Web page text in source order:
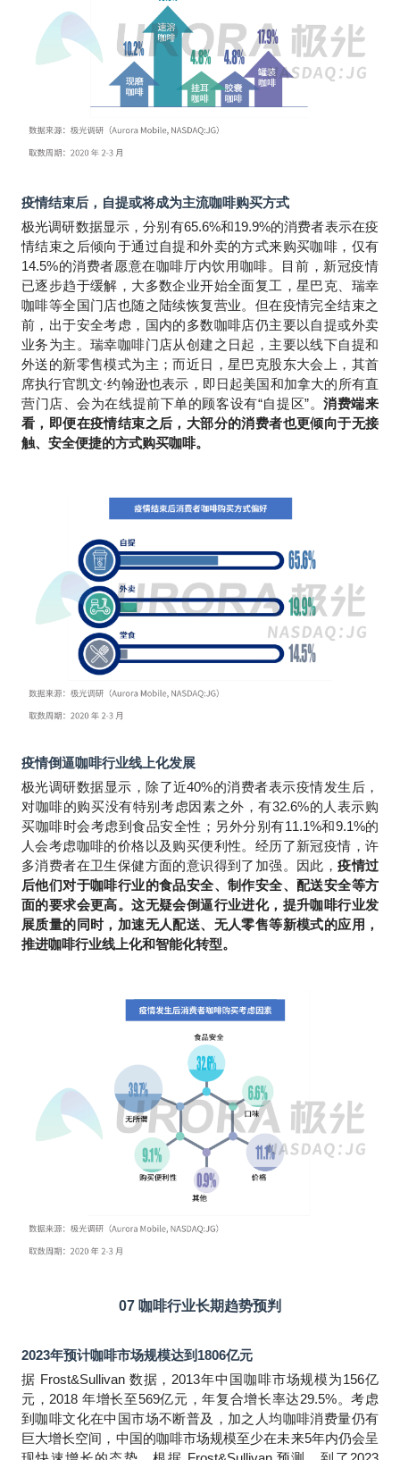
疫情结束后，自提或将成为主流咖啡购买方式
极光调研数据显示，分别有65.6%和19.9%的消费者表示在疫
情结束之后倾向于通过自提和外卖的方式来购买咖啡，仅有
14.5%的消费者愿意在咖啡厅内饮用咖啡。目前，新冠疫情
已逐步趋于缓解，大多数企业开始全面复工，星巴克、瑞幸
咖啡等全国门店也随之陆续恢复营业。但在疫情完全结束之
前，出于安全考虑，国内的多数咖啡店仍主要以自提或外卖
业务为主。瑞幸咖啡门店从创建之日起，主要以线下自提和
外送的新零售模式为主；而近日，星巴克股东大会上，其首
席执行官凯文·约翰逊也表示，即日起美国和加拿大的所有直
营门店、会为在线提前下单的顾客设有“自提区”。消费端来
看，即便在疫情结束之后，大部分的消费者也更倾向于无接
触、安全便捷的方式购买咖啡。
疫情倒逼咖啡行业线上化发展
极光调研数据显示，除了近40%的消费者表示疫情发生后，
对咖啡的购买没有特别考虑因素之外，有32.6%的人表示购
买咖啡时会考虑到食品安全性；另外分别有11.1%和9.1%的
人会考虑咖啡的价格以及购买便利性。经历了新冠疫情，许
多消费者在卫生保健方面的意识得到了加强。因此，疫情过
后他们对于咖啡行业的食品安全、制作安全、配送安全等方
面的要求会更高。这无疑会倒逼行业进化，提升咖啡行业发
展质量的同时，加速无人配送、无人零售等新模式的应用，
推进咖啡行业线上化和智能化转型。
07 咖啡行业长期趋势预判
2023年预计咖啡市场规模达到1806亿元
据 Frost&Sullivan 数据，2013年中国咖啡市场规模为156亿
元，2018 年增长至569亿元，年复合增长率达29.5%。考虑
到咖啡文化在中国市场不断普及，加之人均咖啡消费量仍有
巨大增长空间，中国的咖啡市场规模至少在未来5年内仍会呈